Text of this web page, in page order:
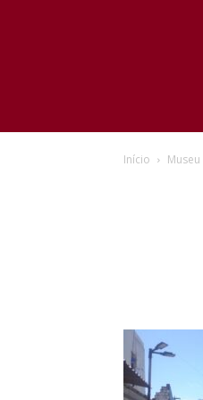
Início Museu